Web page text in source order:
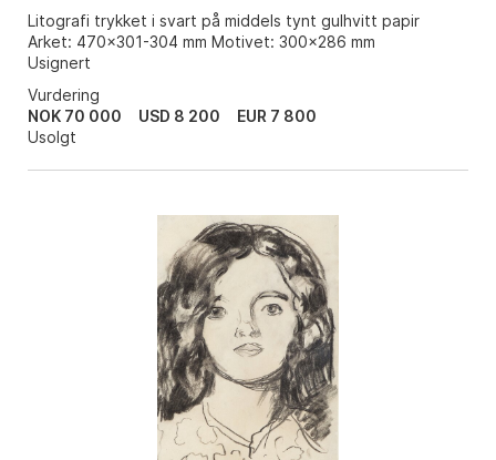
Litografi trykket i svart på middels tynt gulhvitt papir
Arket: 470x301-304 mm Motivet: 300x286 mm
Usignert
Vurdering
NOK 70 000
USD 8 200
EUR 7 800
Usolgt